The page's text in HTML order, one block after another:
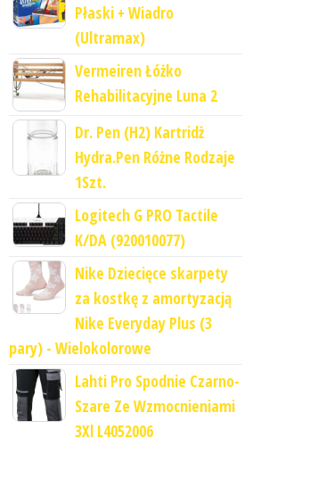
Płaski + Wiadro
(Ultramax)
Vermeiren Łóżko
Rehabilitacyjne Luna 2
Dr. Pen (H2) Kartridż
Hydra.Pen Różne Rodzaje
1Szt.
Logitech G PRO Tactile
K/DA (920010077)
Nike Dziecięce skarpety
za kostkę z amortyzacją
Nike Everyday Plus (3
pary) - Wielokolorowe
Lahti Pro Spodnie Czarno-
Szare Ze Wzmocnieniami
3Xl L4052006